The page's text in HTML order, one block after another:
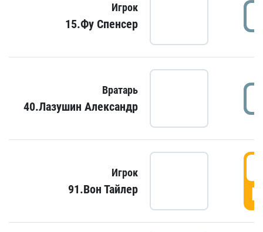
Игрок
15.Фу Спенсер
Вратарь
40.Лазушин Александр
Игрок
91.Вон Тайлер